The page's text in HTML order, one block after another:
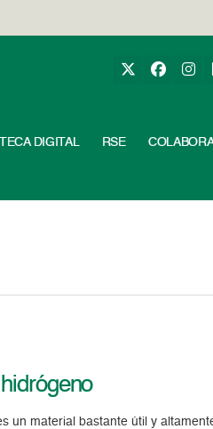
DIGITAL RSE
un material bastante útil y